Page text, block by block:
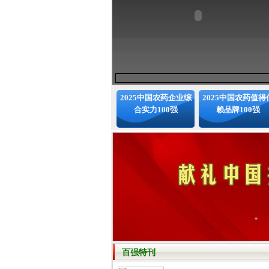
2025中国农药企业综
合实力100强
2025中国农药值得
赖品牌100强
百强特刊